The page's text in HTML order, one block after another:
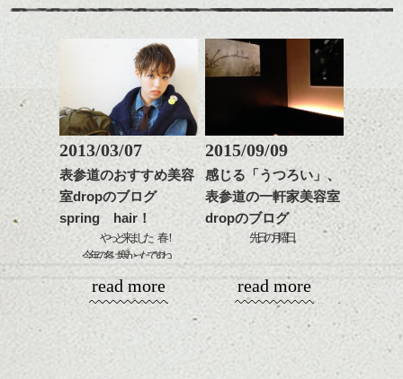
ナチュラルなトーンの色
で柔らかさをプラスする
のも良いですね。
またクセ毛の方は質感調
整のストレートパーマで
髪質改善すると
更に扱いやすくなるので
おすすめです。
いつものスタイリングが
ドライした後オイルやワ
ックスをなじませるだけ
に。
これからのスタイルチェ
ンジの事、髪質に合った
お手入れ方法等、
是非なんでもご相談して
下さいね。
ワックスとオイルを混ぜ
せます。
質感をかるくととのえな
がら耳かけアレンジする
のも良い感じです。
これからのスタイルチェ
ンジ、似合うカラーリン
グの事やお手入れ方法な
ど
是非なんでもご相談して
下さいね。
シバタ
ベージュ系等の肌を綺麗
に見せる効果のあるカラ
ーリングをプラスして透
明感を表現すると
更に雰囲気が出やすくな
って毎日のお手入れも簡
単になりますよ。
さり気ない程度にハイラ
ナチュラルなベージュカ
ラーで全体にツヤと透明
質感も綺麗に見せやす
をドライした後、
ワックスとオイルを混ぜ
ながらもみこみ、なじま
せます。
質感をかるくととのえな
がら耳かけアレンジする
のも良い感じです。
これからのスタイルチェ
ンジ、似合うカラーリン
2013/03/07
表参道のおすすめ美容
室dropのブログ
spring hair！
やっと来ました 春！
今年の冬は寒かったですね。
ようやく春物の洋服を着て
目的もなく外でぶらぶらとしたい
洋服だけでなく髪も変えたい
じゃあいつ変えるの？
read more
2015/09/09
感じる「うつろい」、
表参道の一軒家美容室
dropのブログ
先日の月曜日。
ボスのお客様であるフォトグラファー、石
原逸平さんの写真展へ行って参りました。
「うつろい」
read more